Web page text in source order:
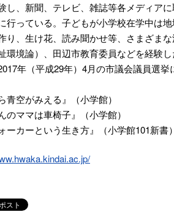
し、新聞、テレビ、雑誌等各メディア
行っている。子どもが小学校在学中は
り、生け花、読み聞かせ等、さまざま
環境論）、田辺市教育委員などを経験
年（平成29年）4月の市議会議員選挙
青空がみえる』（小学館）
マは車椅子』（小学館）
ーという生き方』（小学館101新書）